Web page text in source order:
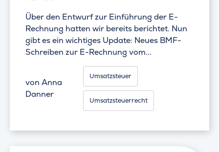
Über den Entwurf zur Einführung der E-
Rechnung hatten wir bereits berichtet. Nun
gibt es ein wichtiges Update: Neues BMF-
Schreiben zur E-Rechnung vom...
von Anna
Danner
Umsatzsteuer
Umsatzsteuerrecht